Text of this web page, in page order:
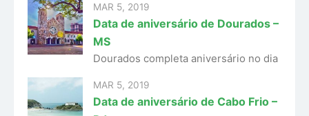
MAR 5, 2019
Data de aniversário de Dourados –
MS
Dourados completa aniversário no dia
MAR 5, 2019
Data de aniversário de Cabo Frio –